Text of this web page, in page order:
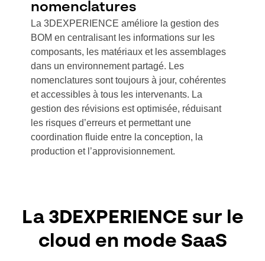
nomenclatures
La 3DEXPERIENCE améliore la gestion des
BOM en centralisant les informations sur les
composants, les matériaux et les assemblages
dans un environnement partagé. Les
nomenclatures sont toujours à jour, cohérentes
et accessibles à tous les intervenants. La
gestion des révisions est optimisée, réduisant
les risques d’erreurs et permettant une
coordination fluide entre la conception, la
production et l’approvisionnement.
La 3DEXPERIENCE sur le
cloud en mode SaaS